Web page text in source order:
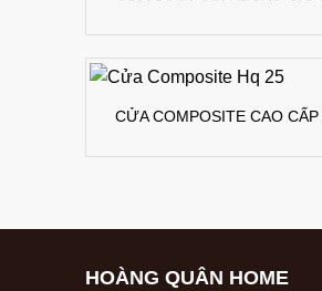
CỬA COMPOSITE CAO
HOÀNG QUÂN HOME